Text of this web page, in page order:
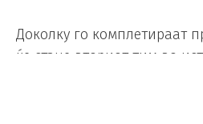
Доколку го комплетираат
ќе стане вториот тим во